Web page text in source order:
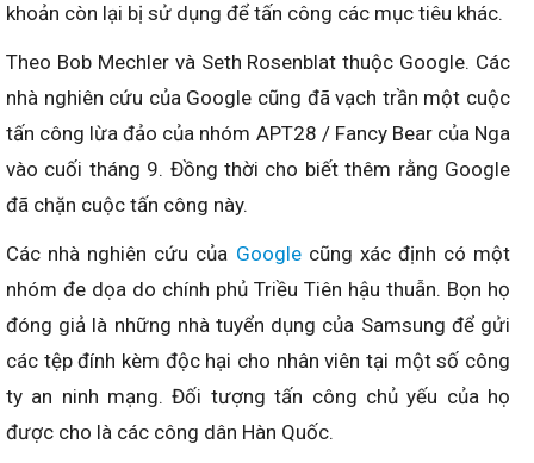
khoản còn lại bị sử dụng để tấn công các mục tiêu khác.
Theo Bob Mechler và Seth Rosenblat thuộc Google. Các
nhà nghiên cứu của Google cũng đã vạch trần một cuộc
tấn công lừa đảo của nhóm APT28 / Fancy Bear của Nga
vào cuối tháng 9. Đồng thời cho biết thêm rằng Google
đã chặn cuộc tấn công này.
Các nhà nghiên cứu của Googlecũng xác định có một
nhóm đe dọa do chính phủ Triều Tiên hậu thuẫn. Bọn họ
đóng giả là những nhà tuyển dụng của Samsung để gửi
các tệp đính kèm độc hại cho nhân viên tại một số công
ty an ninh mạng. Đối tượng tấn công chủ yếu của họ
được cho là các công dân Hàn Quốc.